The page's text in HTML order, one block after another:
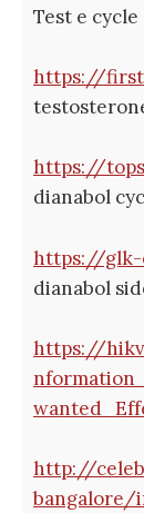
Test e cycle
https://
https://
dianabol
https://
dianabol
https://
http://
bangalore/